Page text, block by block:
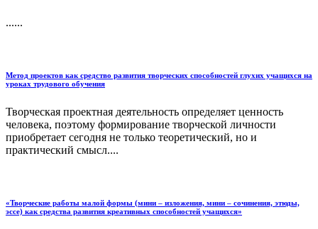
......
Метод проектов как средство развития творческих способностей глухих учащихся на
уроках трудового обучения
Творческая проектная деятельность определяет ценность
человека, поэтому формирование творческой личности
приобретает сегодня не только теоретический, но и
практический смысл....
«Творческие работы малой формы (мини – изложения, мини – сочинения, этюды,
эссе) как средства развития креативных способностей учащихся»